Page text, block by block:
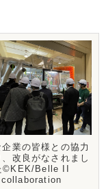
業の皆様との協力
、改良がなされまし
©KEK/Belle II
collaboration